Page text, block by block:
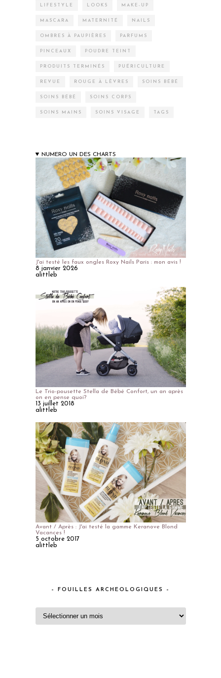
LIFESTYLE LOOKS MAKE-UP
MASCARA MATERNITÉ NAILS
OMBRES À PAUPIÈRES PARFUMS
PINCEAUX POUDRE TEINT
PRODUITS TERMINÉS PUÉRICULTURE
REVUE ROUGE À LÈVRES SOINS BÉBÉ
SOINS BÉBÉ SOINS CORPS
SOINS MAINS SOINS VISAGE TAGS
NUMERO UN DES CHARTS
J'ai testé les faux ongles Roxy Nails Paris : mon avis !
8 janvier 2026
alittleb
Le Trio-pousette Stella de Bébé Confort, un an après
on en pense quoi?
13 juillet 2018
alittleb
Avant / Après : J'ai testé la gamme Keranove Blond
Vacances !
5 octobre 2017
alittleb
– FOUILLES ARCHEOLOGIQUES –